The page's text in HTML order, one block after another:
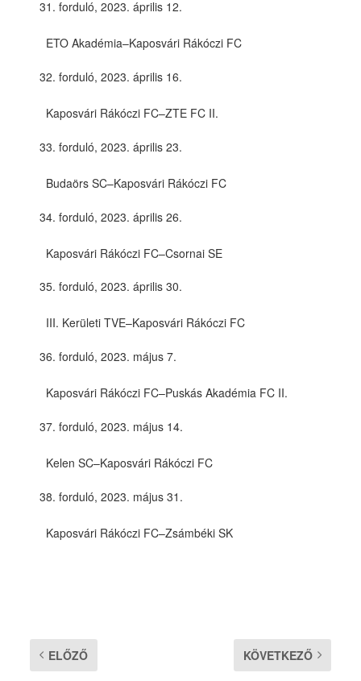
forduló, 2023. április 12.
ETO Akadémia–Kaposvári Rákóczi FC
forduló, 2023. április 16.
Kaposvári Rákóczi FC–ZTE FC II.
forduló, 2023. április 23.
Budaörs SC–Kaposvári Rákóczi FC
forduló, 2023. április 26.
Kaposvári Rákóczi FC–Csornai SE
forduló, 2023. április 30.
III. Kerületi TVE–Kaposvári Rákóczi FC
forduló, 2023. május 7.
Kaposvári Rákóczi FC–Puskás Akadémia FC II.
forduló, 2023. május 14.
Kelen SC–Kaposvári Rákóczi FC
forduló, 2023. május 31.
Kaposvári Rákóczi FC–Zsámbéki SK
ELŐZŐ KÖVETKEZŐ